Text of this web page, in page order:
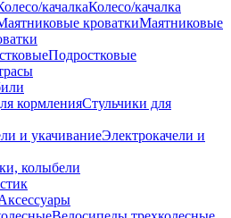
Колесо/качалка
Маятниковые
Подростковые
Стульчики для
Электрокачели и
колыбели